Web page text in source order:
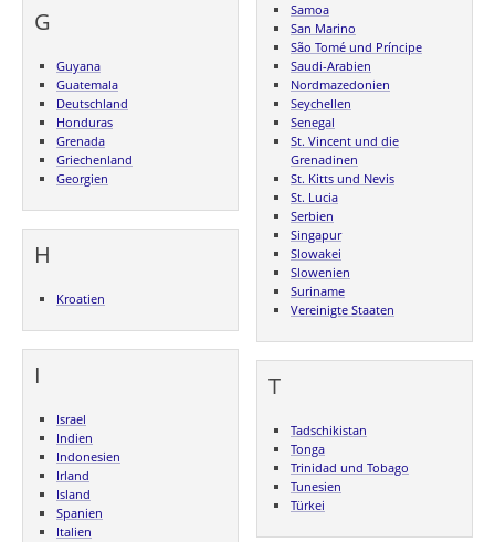
G
Guyana
Guatemala
Deutschland
Honduras
Grenada
Griechenland
Georgien
H
Kroatien
I
Israel
Indien
Indonesien
Irland
Island
Spanien
Italien
Samoa
San Marino
São Tomé und Príncipe
Saudi-Arabien
Nordmazedonien
Seychellen
Senegal
St. Vincent und die
Grenadinen
St. Kitts und Nevis
St. Lucia
Serbien
Singapur
Slowakei
Slowenien
Suriname
Vereinigte Staaten
T
Tadschikistan
Tonga
Trinidad und Tobago
Tunesien
Türkei